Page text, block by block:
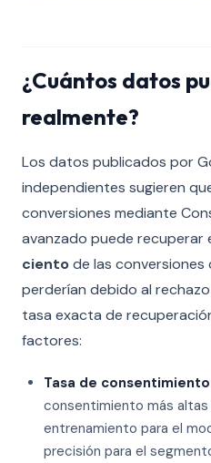
¿Cuántos datos
realmente?
Los datos publicados por
independientes sugieren
conversiones mediante
avanzado puede recuperar
cientode las
perderían debido al
tasa exacta de
factores:
Tasa de
consentimiento más
entrenamiento para el
precisión para el